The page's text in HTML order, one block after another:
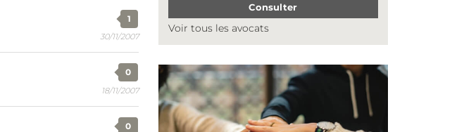
1
30/11/2007
0
18/11/2007
0
Consulter
Voir tous les avocats